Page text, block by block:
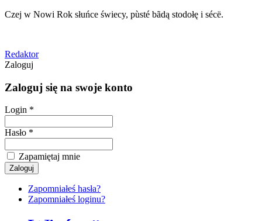
Czej w Nowi Rok słuńce świecy, pùsté bãdą stodołę i sécë.
Redaktor
Zaloguj
Zaloguj się na swoje konto
Login *
Hasło *
Zapamiętaj mnie
Zapomniałeś hasła?
Zapomniałeś loginu?